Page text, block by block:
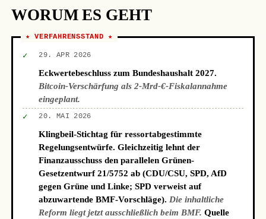
WORUM ES GEHT
★ VERFAHRENSSTAND ★
✓ 29. APR 2026
Eckwertebeschluss zum Bundeshaushalt 2027.
Bitcoin-Verschärfung als 2-Mrd-€-Fiskalannahme
eingeplant.
✓ 20. MAI 2026
Klingbeil-Stichtag für ressortabgestimmte
Regelungsentwürfe. Gleichzeitig lehnt der
Finanzausschuss den parallelen Grünen-
Gesetzentwurf 21/5752 ab (CDU/CSU, SPD, AfD
gegen Grüne und Linke; SPD verweist auf
abzuwartende BMF-Vorschläge). Die inhaltliche
Reform liegt jetzt ausschließlich beim BMF. Quelle